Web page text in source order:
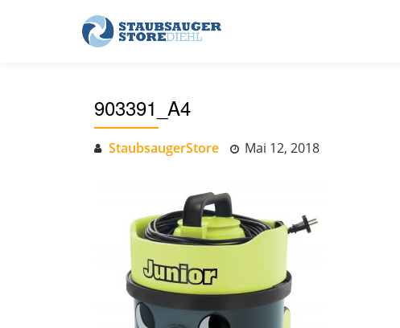
903391_A4
StaubsaugerStore Mai 12, 2018